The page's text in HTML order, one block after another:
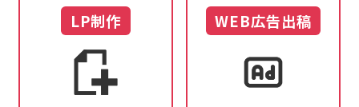
LP制作 WEB広告出稿